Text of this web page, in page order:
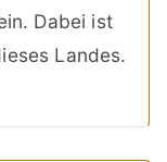
Dabei ist
Landes.